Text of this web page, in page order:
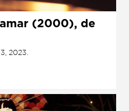
(2000), de
2023.